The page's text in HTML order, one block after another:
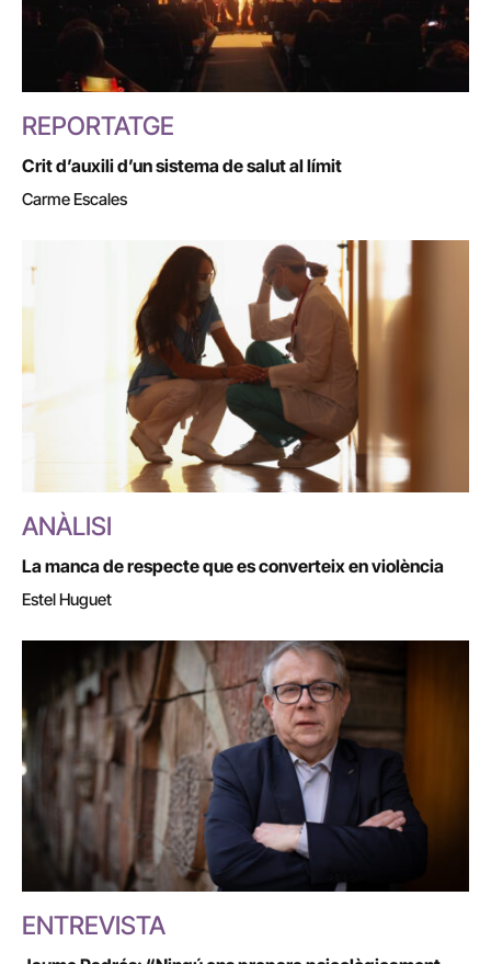
REPORTATGE
Crit d’auxili d’un sistema de salut al límit
Carme Escales
ANÀLISI
La manca de respecte que es converteix en violència
Estel Huguet
ENTREVISTA